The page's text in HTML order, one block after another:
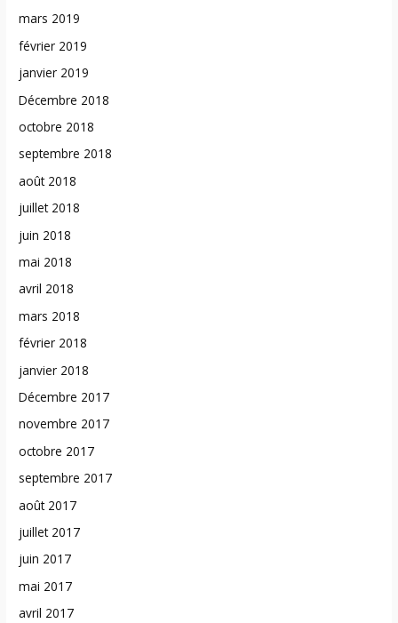
mars 2019
février 2019
janvier 2019
Décembre 2018
octobre 2018
septembre 2018
août 2018
juillet 2018
juin 2018
mai 2018
avril 2018
mars 2018
février 2018
janvier 2018
Décembre 2017
novembre 2017
octobre 2017
septembre 2017
août 2017
juillet 2017
juin 2017
mai 2017
avril 2017